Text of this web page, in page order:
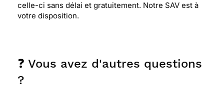
celle-ci sans délai et gratuitement. Notre SAV est à
votre disposition.
❓ Vous avez d'autres questions
?